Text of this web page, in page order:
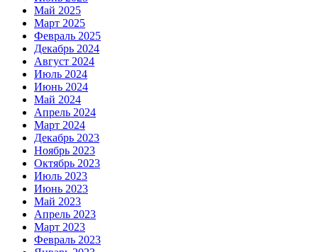
Май 2025
Март 2025
Февраль 2025
Декабрь 2024
Август 2024
Июль 2024
Июнь 2024
Май 2024
Апрель 2024
Март 2024
Декабрь 2023
Ноябрь 2023
Октябрь 2023
Июль 2023
Июнь 2023
Май 2023
Апрель 2023
Март 2023
Февраль 2023